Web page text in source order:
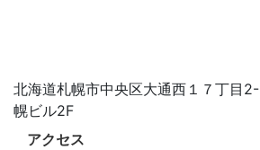
北海道札幌市中央区大通西１７丁目
幌ビル2F
アクセス